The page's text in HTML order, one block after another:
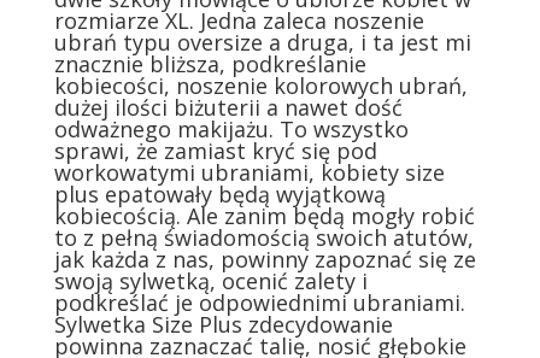
rozmiarze XL. Jedna zaleca noszenie
ubrań typu oversize a druga, i ta jest mi
znacznie bliższa, podkreślanie
kobiecości, noszenie kolorowych ubrań,
dużej ilości biżuterii a nawet dość
odważnego makijażu. To wszystko
sprawi, że zamiast kryć się pod
workowatymi ubraniami, kobiety size
plus epatowały będą wyjątkową
kobiecością. Ale zanim będą mogły robić
to z pełną świadomością swoich atutów,
jak każda z nas, powinny zapoznać się ze
swoją sylwetką, ocenić zalety i
podkreślać je odpowiednimi ubraniami.
Sylwetka Size Plus zdecydowanie
powinna zaznaczać talię, nosić głębokie